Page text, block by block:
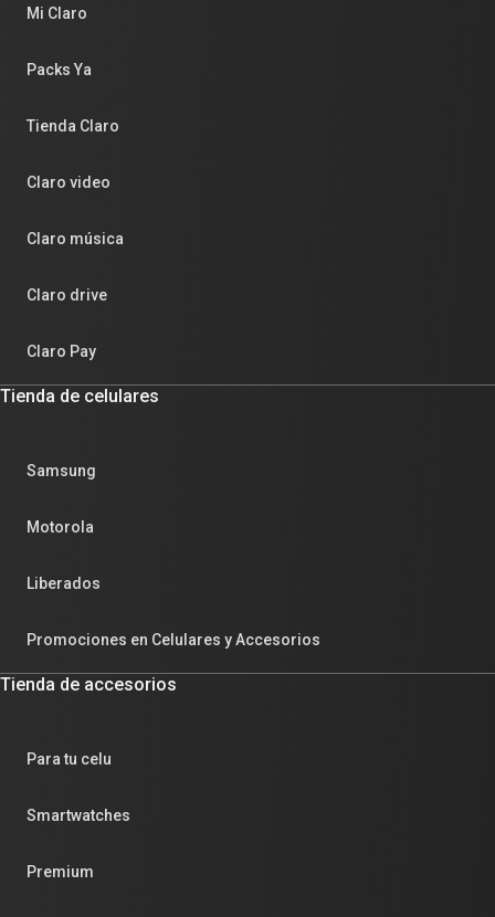
Mi Claro
Packs Ya
Tienda Claro
Claro video
Claro música
Claro drive
Claro Pay
Tienda de celulares
Samsung
Motorola
Liberados
Promociones en Celulares y Accesorios
Tienda de accesorios
Para tu celu
Smartwatches
Premium